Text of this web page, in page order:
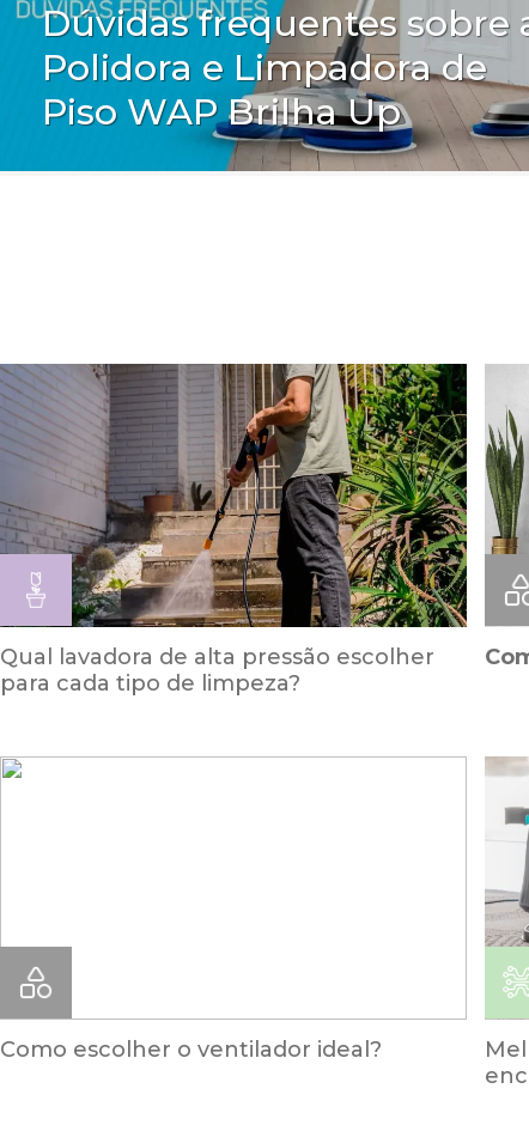
Dúvidas frequentes sobre
Polidora e Limpadora de
Piso WAP Brilha Up
Qual lavadora de alta pressão escolher
para cada tipo de limpeza?
Como escolher o ventilador ideal?